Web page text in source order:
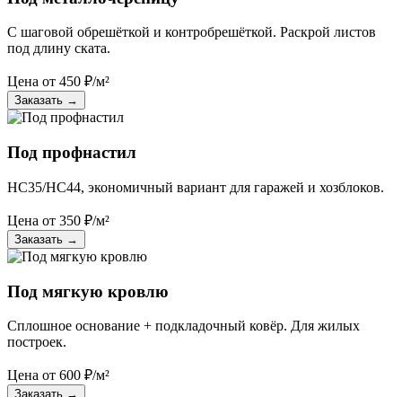
С шаговой обрешёткой и контробрешёткой. Раскрой листов
под длину ската.
Цена от 450 ₽/м²
Заказать →
Под профнастил
НС35/НС44, экономичный вариант для гаражей и хозблоков.
Цена от 350 ₽/м²
Заказать →
Под мягкую кровлю
Сплошное основание + подкладочный ковёр. Для жилых
построек.
Цена от 600 ₽/м²
Заказать →